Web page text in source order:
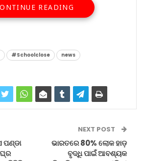
ବର୍ଷା ହେବ ୧୪ ପର୍ଯ୍ୟନ୍ତ
2026
ଆତଘା ଭାରତରେ ଚିନ୍ତା…
2026
READING
#Schoolclose news
ପଣ୍ଡା
NEXT POST
ଭାରତରେ 80% ଲୋକ ହାଡ଼
ବୃଦ୍ଧି ପାଇଁ ଆବଶ୍ୟକ